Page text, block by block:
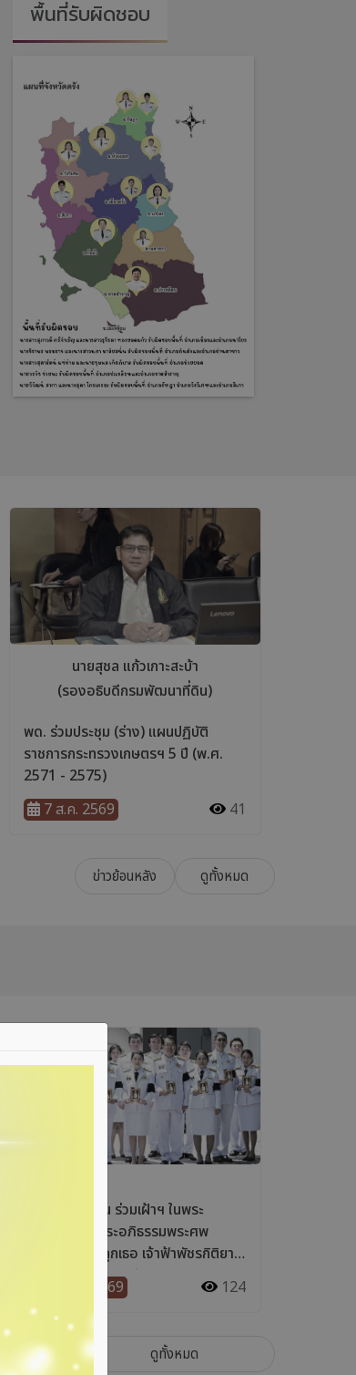
สพด.ตรัง ร่วมกิจกรรมจิตอาสา
พัฒนา “เราทำความ ดี ด้วยหัวใจ”
เฉลิมพระเกียรติสมเด็จพระนาง
เจ้าฯ พระบรมราชินี เนื่องในโอกาส
วันเฉลิมพระชนมพรรษา 3
มิถุนายน 2569
3 มิ.ย. 2569
พื้นที่รับผิดชอบ